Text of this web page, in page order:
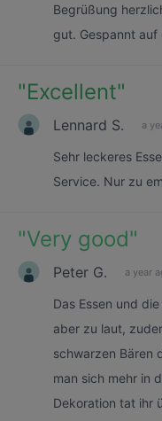
Begrüßung
gut. Gespannt auf
"Excellent"
Lennard S. a
Sehr leckeres
Service. Nur zu
"Very good"
Peter G. a year
Das Essen und
aber zu laut,
schwarzen Bären
man sich mehr in
Dekoration tat ihr